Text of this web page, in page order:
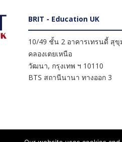
BRIT - Education UK
10/49 ชั้น 2 อาคารเทรนดี้ สุขุ
คลองเตยเหนือ
วัฒนา, กรุงเทพ ฯ 10110
BTS สถานีนานา ทางออก 3